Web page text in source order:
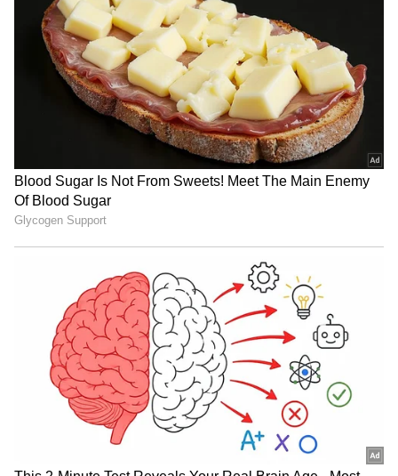
பீன்ஸ் விலை என்ன.?
காலிஃப்ளவர் ஒரு கிலோ 15 ரூபாய்க்கும்,
கொத்தவரை ஒரு கிலோ 40 ரூபாய்க்கும்,
வெள்ளரிக்காய் 1 கிலோ 25க்கும்,
கத்திரிக்காய் ஒரு கிலோ 50 ரூபாய்க்கும்,
பீன்ஸ் ஒரு கிலோ 40 ரூபாய்க்கும் விற்பனை
செய்யப்பட்டு வருகிறது.